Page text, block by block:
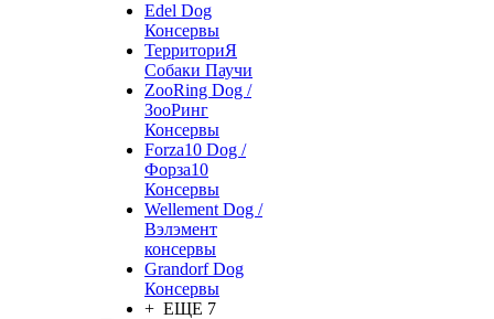
Edel Dog
Консервы
ТерриториЯ
Собаки Паучи
ZooRing Dog /
ЗооРинг
Консервы
Forza10 Dog /
Форза10
Консервы
Wellement Dog /
Вэлэмент
консервы
Grandorf Dog
Консервы
+ ЕЩЕ 7